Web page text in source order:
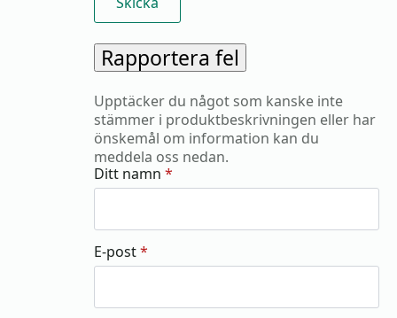
Rapportera fel
Upptäcker du något som kanske inte
stämmer i produktbeskrivningen eller har
önskemål om information kan du
meddela oss nedan.
Ditt namn *
E-post*